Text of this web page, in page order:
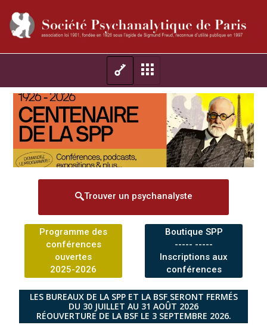
Trouver un psychanalyste
Programme des
conférences
ouvertes
2025-2026
Boutique SPP
----- -----
Inscriptions aux
conférences
LES BUREAUX DE LA SPP ET LA BSF SERONT FERMÉS
DU 30 JUILLET AU 31 AOÛT 2026
RÉOUVERTURE DE LA BSF LE 3 SEPTEMBRE 2026.